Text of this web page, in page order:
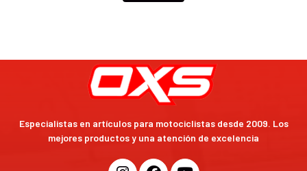
Especialistas en artículos para motociclistas desde 2009. Los
mejores productos y una atención de excelencia